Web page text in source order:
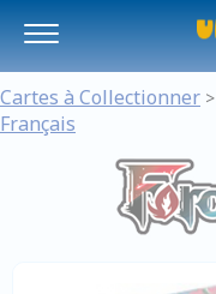
Cartes à Collectionner >
Français